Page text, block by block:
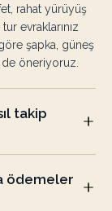
rahat yürüyüş
evraklarınız
şapka, güneş
öneriyoruz.
takip
ödemeler